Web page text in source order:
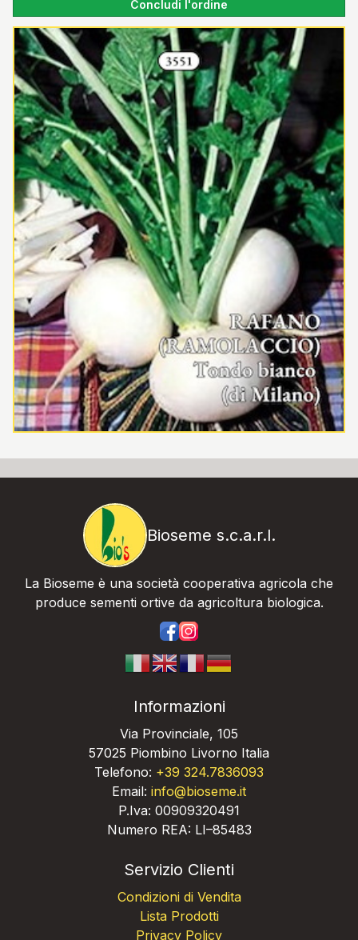
Concludi l'ordine
Bioseme s.c.a.r.l.
La Bioseme è una società cooperativa agricola che
produce sementi ortive da agricoltura biologica.
Informazioni
Via Provinciale, 105
57025 Piombino Livorno Italia
Telefono: +39 324.7836093
Email: info@bioseme.it
P.Iva: 00909320491
Numero REA: LI–85483
Servizio Clienti
Condizioni di Vendita
Lista Prodotti
Privacy Policy